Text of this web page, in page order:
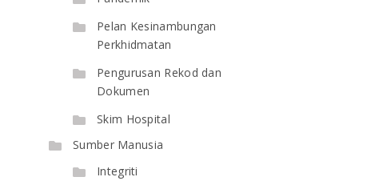
Pelan Kesinambungan
Perkhidmatan
Pengurusan Rekod dan
Dokumen
Skim Hospital
Sumber Manusia
Integriti